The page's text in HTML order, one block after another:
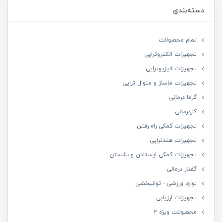
دسته‌بندی
تمام محصولات
تجهیزات الکتروتراپی
تجهیزات فیزیوتراپی
تجهیزات ماساژ و منوال تراپی
گرما درمانی
کاردرمانی
تجهیزات کمکی راه رفتن
تجهیزات هندتراپی
تجهیزات کمکی ایستادن و نشستن
گفتار درمانی
لوازم ورزشی - توانبخشی
تجهیزات ارزیابی
محصولات ویژه 2